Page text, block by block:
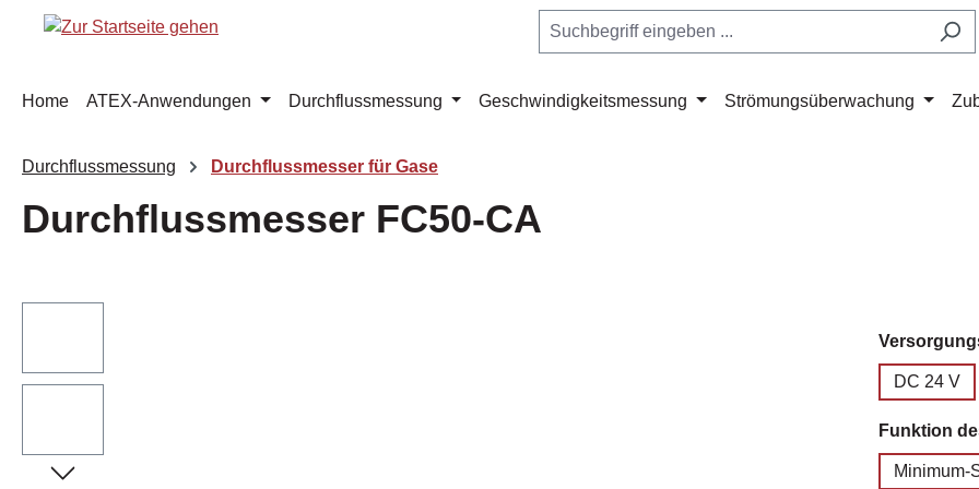
Hauptinhalt springen
Zur Suche springen
Zur Hauptnavigation springen
Home ATEX-Anwendungen Durchflussmessung Geschwindigkeitsmessung Strömungsüberwachung
Durchflussmessung Durchflussmesser für Gase
Durchflussmesser FC50-CA
DC 24 V
Funktion
Minimum-